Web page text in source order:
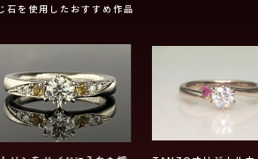
石を使用したおすすめ作品